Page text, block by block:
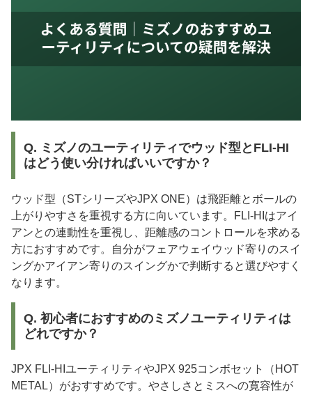
Q. ミズノのユーティリティでウッド型とFLI-HI
はどう使い分ければいいですか？
ウッド型（STシリーズやJPX ONE）は飛距離とボールの
上がりやすさを重視する方に向いています。FLI-HIはアイ
アンとの連動性を重視し、距離感のコントロールを求める
方におすすめです。自分がフェアウェイウッド寄りのスイ
ングかアイアン寄りのスイングかで判断すると選びやすく
なります。
Q. 初心者におすすめのミズノユーティリティは
どれですか？
JPX FLI-HIユーティリティやJPX 925コンボセット（HOT
METAL）がおすすめです。やさしさとミスへの寛容性が